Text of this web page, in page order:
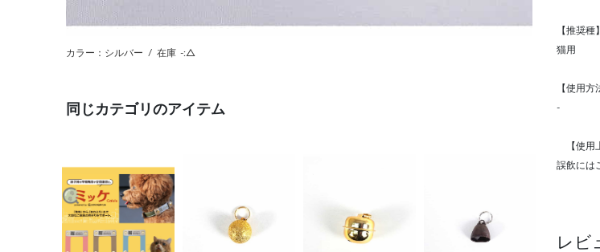
カラー：シルバー / 在庫 -:△
同じカテゴリのアイテム
【推奨種】
猫用
【使用方
-
【使用
誤飲には
レビ